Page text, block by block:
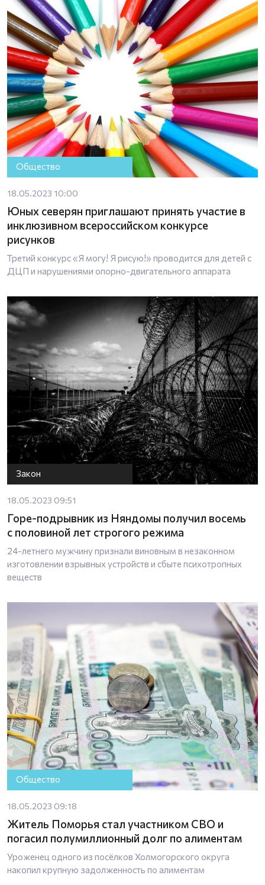
Общество
18.05.2023 10:00
Юных северян приглашают принять участие в
инклюзивном всероссийском конкурсе
рисунков
Третий конкурс «Я могу! Я рисую!» проводится для детей с
ДЦП и нарушениями опорно-двигательного аппарата
Закон
18.05.2023 09:51
Горе-подрывник из Няндомы получил восемь
с половиной лет строгого режима
24-летнего мужчину признали виновным в незаконном
изготовлении взрывных устройств и сбыте психотропных
веществ
Общество
18.05.2023 09:18
Житель Поморья стал участником СВО и
погасил полумиллионный долг по алиментам
Уроженец одного из посёлков Холмогорского округа
накопил крупную задолженность по алиментам